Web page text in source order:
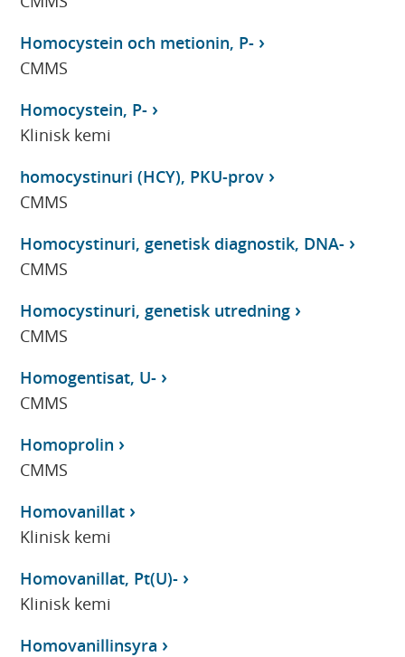
Homocystein och metionin, P-
CMMS
Homocystein, P-
Klinisk kemi
homocystinuri (HCY), PKU-prov
CMMS
Homocystinuri, genetisk diagnostik, DNA-
CMMS
Homocystinuri, genetisk utredning
CMMS
Homogentisat, U-
CMMS
Homoprolin
CMMS
Homovanillat
Klinisk kemi
Homovanillat, Pt(U)-
Klinisk kemi
Homovanillinsyra